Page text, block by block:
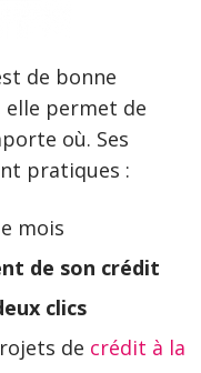
de bonne
permet de
où. Ses
pratiques :
mois
de son crédit
clics
de crédit à la